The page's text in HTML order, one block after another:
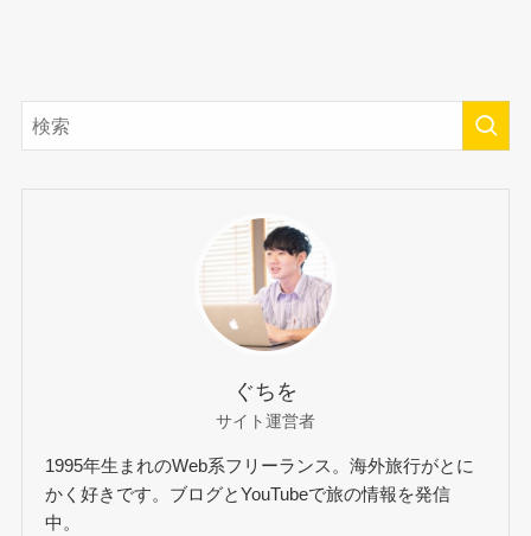
ぐちを
サイト運営者
1995年生まれのWeb系フリーランス。海外旅行がとに
かく好きです。ブログとYouTubeで旅の情報を発信
中。